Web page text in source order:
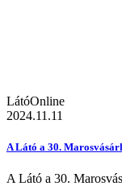
LátóOnline
2024.11.11
A Látó a 30.
A Látó a 30.